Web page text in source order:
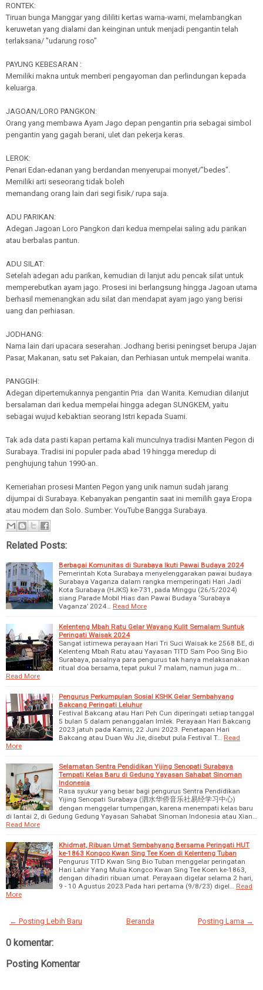
RONTEK:
Tiruan bunga Manggar yang dililiti kertas warna-warni, melambangkan
keruwetan yang dialami dan keinginan untuk menjadi pengantin telah
terlaksana/ "udarung roso"
PAYUNG KEBESARAN :
Memiliki makna untuk memberi pengayoman dan perlindungan kepada
keluarga.
JAGOAN/LORO PANGKON:
Orang yang membawa Ayam Jago depan pengantin pria sebagai simbol
pengantin yang gagah berani, ulet dan pekerja keras.
LEROK:
Penari Edan-edanan yang berdandan menyerupai monyet/"bedes".
Memiliki arti seseorang tidak boleh
memandang orang lain dari segi fisik/ rupa saja.
ADU PARIKAN:
Adegan Jagoan Loro Pangkon dari kedua mempelai saling adu parikan
atau berbalas pantun.
ADU SILAT:
Setelah adegan adu parikan, kemudian di lanjut adu pencak silat untuk
memperebutkan ayam jago. Prosesi ini berlangsung hingga Jagoan utama
berhasil memenangkan adu silat dan mendapat ayam jago yang berisi
uang dan perhiasan.
JODHANG:
Nama lain dari upacara seserahan. Jodhang berisi peningset berupa Jajan
Pasar, Makanan, satu set Pakaian, dan Perhiasan untuk mempelai wanita.
PANGGIH:
Adegan dipertemukannya pengantin Pria dan Wanita. Kemudian dilanjut
bersalaman dari kedua mempelai hingga adegan SUNGKEM, yaitu
sebagai wujud kebaktian seorang Istri kepada Suami.
Tak ada data pasti kapan pertama kali munculnya tradisi Manten Pegon di
Surabaya. Tradisi ini populer pada abad 19 hingga meredup di
penghujung tahun 1990-an.
Kemeriahan prosesi Manten Pegon yang unik namun sudah jarang
dijumpai di Surabaya. Kebanyakan pengantin saat ini memilih gaya Eropa
atau modern dan Solo. Sumber: YouTube Bangga Surabaya.
Related Posts:
Berbagai Komunitas di Surabaya Ikuti Pawai Budaya 2024
Pemerintah Kota Surabaya menyelenggarakan pawai budaya
Surabaya Vaganza dalam rangka memperingati Hari Jadi
Kota Surabaya (HJKS) ke-731, pada Minggu (26/5/2024)
siang.Parade Mobil Hias dan Pawai Budaya ‘Surabaya
Vaganza’ 2024… Read More
Kelenteng Mbah Ratu Gelar Wayang Kulit Semalam Suntuk
Peringati Waisak 2024
Sangat istimewa perayaan Hari Tri Suci Waisak ke 2568 BE, di
Kelenteng Mbah Ratu atau Yayasan TITD Sam Poo Sing Bio
Surabaya, pasalnya para pengurus tak hanya melaksanakan
ritual doa bersama, tepat pukul 7 malam, namun juga m…
Read More
Pengurus Perkumpulan Sosial KSHK Gelar Sembahyang
Bakcang Peringati Leluhur
Festival Bakcang atau Hari Peh Cun diperingati setiap tanggal
5 bulan 5 dalam penanggalan Imlek. Perayaan Hari Bakcang
2023 jatuh pada Kamis, 22 Juni 2023. Penetapan Hari
Bakcang atau Duan Wu Jie, disebut pula Festival T… Read
More
Selamatan Sentra Pendidikan Yijing Senopati Surabaya
Tempati Kelas Baru di Gedung Yayasan Sahabat Sinoman
Indonesia
Rasa syukur yang besar bagi pengurus Sentra Pendidikan
Yijing Senopati Surabaya (泗水华侨音乐社易经学习中心)
dengan menggelar tumpengan, karena menempati kelas baru
di lantai 2, di Gedung Gedung Yayasan Sahabat Sinoman Indonesia atau Xian…
Read More
Khidmat, Ribuan Umat Sembahyang Bersama Peringati HUT
ke-1863 Kongco Kwan Sing Tee Koen di Kelenteng Tuban
Pengurus TITD Kwan Sing Bio Tuban menggelar peringatan
Hari Lahir Yang Mulia Kongco Kwan Sing Tee Koen ke-1863,
dengan dihadiri ribuan umat. Perayaan digelar selama 2 hari,
9 - 10 Agustus 2023.Pada hari pertama (9/8/23) digel… Read
More
← Posting Lebih Baru Posting Lama →
Beranda
0 komentar:
Posting Komentar